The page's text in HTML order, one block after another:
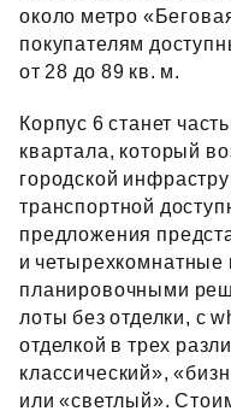
около метро
покупателям
от 28 до 89 кв. м.
Корпус 6 станет
квартала, который
городской
транспортной
предложения
и
планировочными
лоты без отделки, с
отделкой в трех
классический»,
или «светлый».